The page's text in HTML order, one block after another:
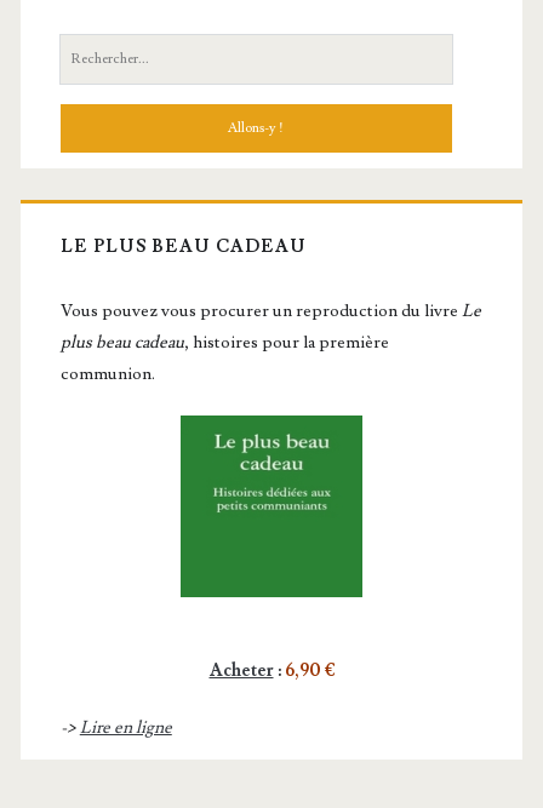
Recherche:
LE PLUS BEAU CADEAU
Vous pou­vez vous pro­cu­rer un repro­duc­tion du livre Le
plus beau cadeau, histoires pour la première
communion.
Acheter: 6,90 €
->Lire en ligne